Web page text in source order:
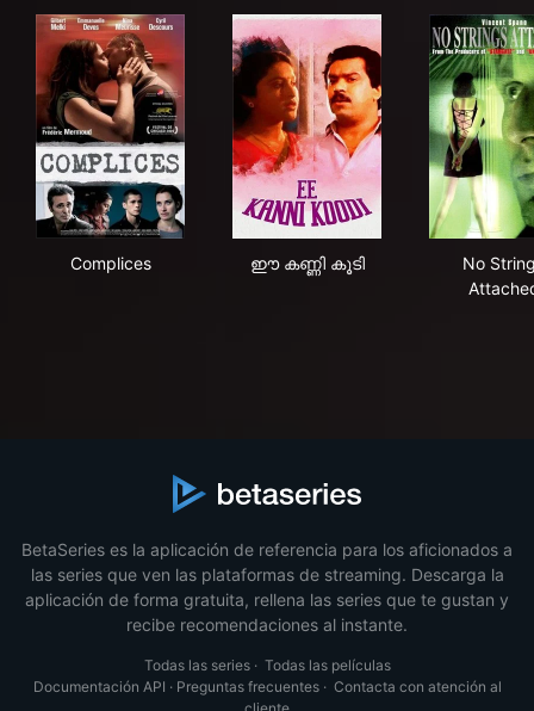
Complices ഈ കണ്ണി കൂടി
No
BetaSeries es la aplicación de referencia para los aficionados a
las series que ven las plataformas de streaming. Descarga la
aplicación de forma gratuita, rellena las series que te gustan y
recibe recomendaciones al instante.
Todas las series· Todas las películas
Documentación API · Preguntas frecuentes· Contacta con atención al